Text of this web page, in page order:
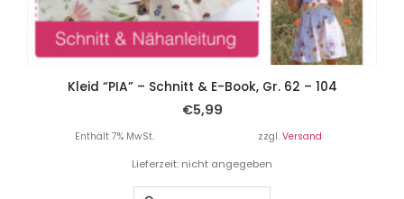
Kleid “PIA” – Schnitt & E-Book, Gr. 62 – 104
€5,99
Enthält 7% MwSt. zzgl. Versand
Lieferzeit: nicht angegeben